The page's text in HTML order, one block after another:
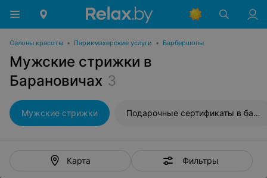
Салоны красоты • Парикмахерские услуги • Барбершопы
Мужские стрижки в
Барановичах 3
Мужские стрижки Подарочные сертификаты в барбершопы
Карта Фильтры